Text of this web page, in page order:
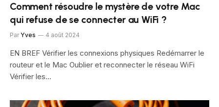
Comment résoudre le mystère de votre Mac
qui refuse de se connecter au WiFi ?
Par Yves 4 août 2024
EN BREF Vérifier les connexions physiques Redémarrer le
routeur et le Mac Oublier et reconnecter le réseau WiFi
Vérifier les…